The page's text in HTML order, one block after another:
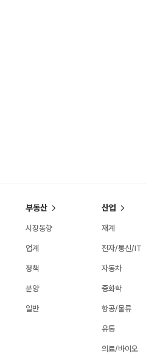
부동산
시장동향
업계
정책
분양
일반
산업
재계
전자/통신/IT
자동차
중화학
항공/물류
유통
의료/바이오